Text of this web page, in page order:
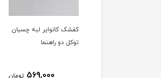
رویه کفشک کانوایر لبه
چسبان توکل عرضmm 34
263,000 تومان